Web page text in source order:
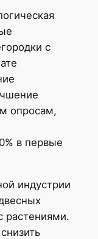
с
опросам,
в первые
индустрии
растениями.